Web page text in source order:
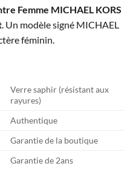
Femme MICHAEL KORS
. Un modèle signé MICHAEL
féminin.
Verre saphir (résistant aux
rayures)
Authentique
Garantie de la boutique
Garantie de 2ans